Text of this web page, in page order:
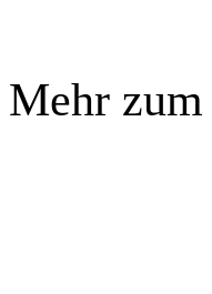
Mehr